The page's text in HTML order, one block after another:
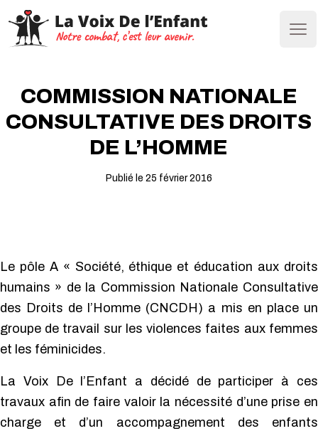
COMMISSION NATIONALE
CONSULTATIVE DES DROITS
DE L’HOMME
Publié le 25 février 2016
Le pôle A « Société, éthique et éducation aux droits
humains » de la Commission Nationale Consultative
des Droits de l’Homme (CNCDH) a mis en place un
groupe de travail sur les violences faites aux femmes
et les féminicides.
La Voix De l’Enfant a décidé de participer à ces
travaux afin de faire valoir la nécessité d’une prise en
charge et d’un accompagnement des enfants